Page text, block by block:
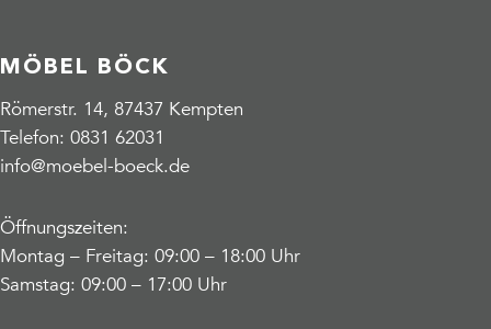
MÖBEL BÖCK
Römerstr. 14, 87437 Kempten
Telefon: 0831 62031
info@moebel-boeck.de
Öffnungszeiten:
Montag – Freitag: 09:00 – 18:00 Uhr
Samstag: 09:00 – 17:00 Uhr